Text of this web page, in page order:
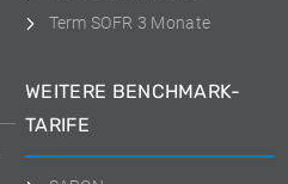
Term SOFR 3 Monate
WEITERE BENCHMARK-
TARIFE